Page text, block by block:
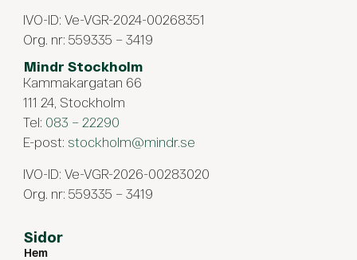
IVO-ID: Ve-VGR-2024-00268351
Org. nr: 559335 – 3419
Mindr Stockholm
Kammakargatan 66
111 24, Stockholm
Tel: 083 – 22290
E-post: stockholm@mindr.se
IVO-ID: Ve-VGR-2026-00283020
Org. nr: 559335 – 3419
Sidor
Hem